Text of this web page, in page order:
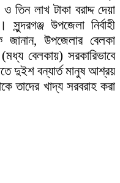
লাখ টাকা বরাদ্দ দেয়া
উপজেলা নির্বাহী
জানান, উপজেলার বেলকা
বেলকায়) সরকারিভাবে
দুইশ বন্যার্ত মানুষ আশ্রয়
তাদের খাদ্য সরবরাহ করা